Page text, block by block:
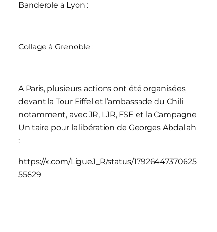
Banderole à Lyon :
Collage à Grenoble :
A Paris, plusieurs actions ont été organisées,
devant la Tour Eiffel et l’ambassade du Chili
notamment, avec JR, LJR, FSE et la Campagne
Unitaire pour la libération de Georges Abdallah
:
https://x.com/LigueJ_R/status/17926447370625
55829